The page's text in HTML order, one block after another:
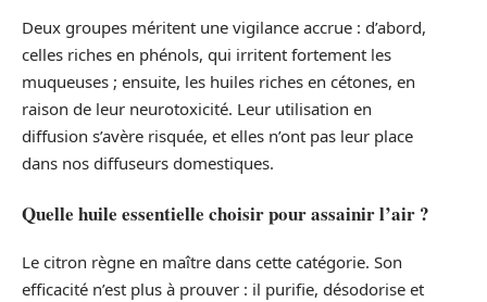
Deux groupes méritent une vigilance accrue : d’abord,
celles riches en phénols, qui irritent fortement les
muqueuses ; ensuite, les huiles riches en cétones, en
raison de leur neurotoxicité. Leur utilisation en
diffusion s’avère risquée, et elles n’ont pas leur place
dans nos diffuseurs domestiques.
Quelle huile essentielle choisir pour assainir l’air ?
Le citron règne en maître dans cette catégorie. Son
efficacité n’est plus à prouver : il purifie, désodorise et